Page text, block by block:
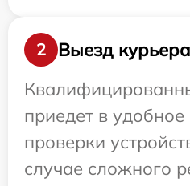
2
Выезд
приедет в
проверки
случае сложного